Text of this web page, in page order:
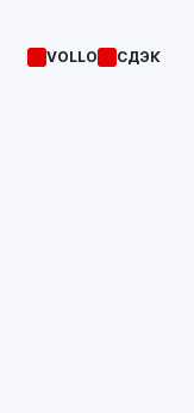
VOLLO СДЭК